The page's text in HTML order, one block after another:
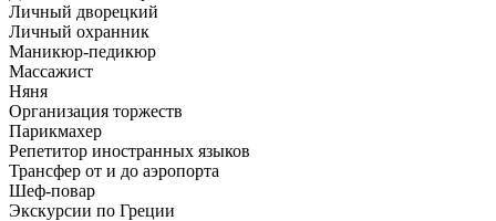
Личный дворецкий
Личный охранник
Маникюр-педикюр
Массажист
Няня
Организация торжеств
Парикмахер
Репетитор иностранных языков
Трансфер от и до аэропорта
Шеф-повар
Экскурсии по Греции